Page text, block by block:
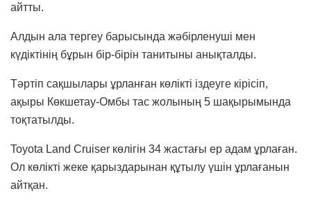
айтты.
Алдын ала тергеу барысында жәбірленуші мен
күдіктінің бұрын бір-бірін танитыны анықталды.
Тәртіп сақшылары ұрланған көлікті іздеуге кірісіп,
ақыры Көкшетау-Омбы тас жолының 5 шақырымында
тоқтатылды.
Toyota Land Cruiser көлігін 34 жастағы ер адам ұрлаған.
Ол көлікті жеке қарыздарынан құтылу үшін ұрлағанын
айтқан.